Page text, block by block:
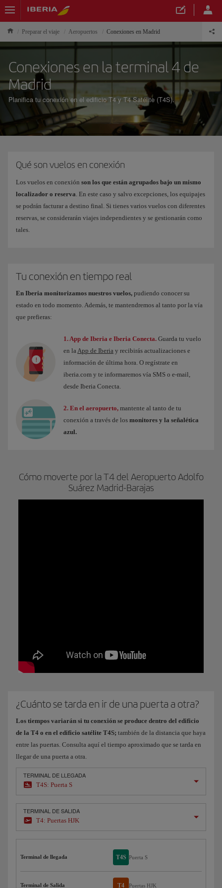
Preparar el viaje Aeropuertos Conexiones en Madrid
Conexiones en la terminal 4 de
Madrid
Planifica tu conexión en el edificio T4 y T4 Satélite (T4S).
Qué son vuelos en conexión
Los vuelos en conexión son los que están agrupados bajo un mismo
localizador o reserva. En este caso y salvo excepciones, los equipajes
se podrán facturar a destino final. Si tienes varios vuelos con diferentes
reservas, se considerarán viajes independientes y se gestionarán como
tales.
Tu conexión en tiempo real
En Iberia monitorizamos nuestros vuelos, pudiendo conocer su
estado en todo momento. Además, te mantendremos al tanto por la vía
que prefieras:
1. App de Iberia e Iberia Conecta. Guarda tu vuelo
en laApp de Iberia y recibirás actualizaciones e
información de última hora. O regístrate en
iberia.com y te informaremos vía SMS o e-mail,
desde Iberia Conecta.
2. En el aeropuerto, mantente al tanto de tu
conexión a través de los monitores y la señalética
azul.
Cómo moverte por la T4 del Aeropuerto Adolfo
Suárez Madrid-Barajas
¿Cuánto se tarda en ir de una puerta a otra?
Los tiempos variarán si tu conexión se produce dentro del edificio
de la T4 o en el edificio satélite T4S; también de la distancia que haya
entre las puertas. Consulta aquí el tiempo aproximado que se tarda en
llegar de una puerta a otra.
TERMINAL DE LLEGADA
T4S: Puerta S
TERMINAL DE SALIDA
T4: Puertas HJK
Terminal de llegada T4S Puerta S
Terminal de Salida T4 Puertas HJK